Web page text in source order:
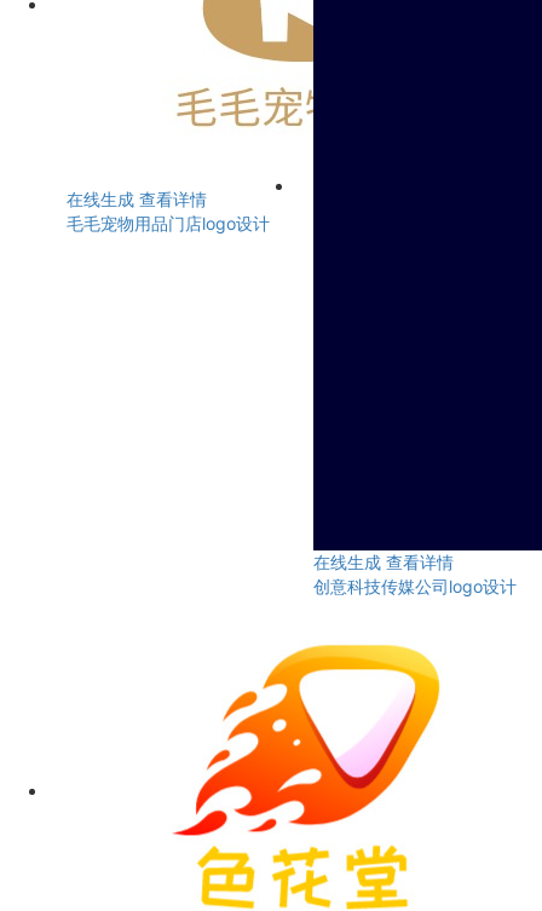
在线生成 查看详情
毛毛宠物用品门店logo设计
在线生成 查看详情
创意科技传媒公司logo设计